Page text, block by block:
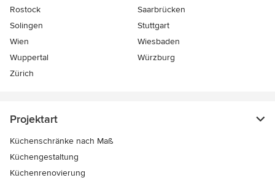
Rostock
Saarbrücken
Solingen
Stuttgart
Wien
Wiesbaden
Wuppertal
Würzburg
Zürich
Projektart
Küchenschränke nach Maß
Küchengestaltung
Küchenrenovierung